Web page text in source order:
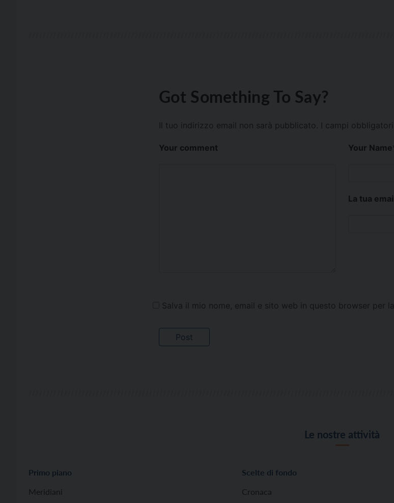
Got Something To Say?
Il tuo indirizzo email non sarà pubblicato. I campi
Your comment Your Name
La tua
Salva il mio nome, email e sito web in questo browser per
Le nostre attività
Primo piano
Meridiani
Scelte di fondo
Cronaca